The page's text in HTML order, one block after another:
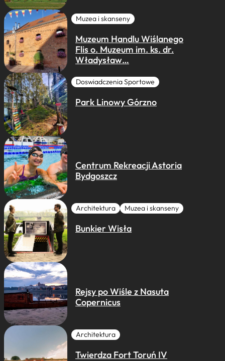
Muzea i skanseny
Muzeum Handlu Wiślanego
Flis o. Muzeum im. ks. dr.
Władysław…
Doswiadczenia Sportowe
Park Linowy Górzno
Centrum Rekreacji Astoria
Bydgoszcz
Architektura Muzea i skanseny
Bunkier Wisła
Rejsy po Wiśle z Nasuta
Copernicus
Architektura
Twierdza Fort Toruń IV